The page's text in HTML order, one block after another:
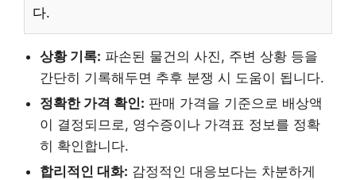
다.
상황 기록: 파손된 물건의 사진, 주변 상황 등을
간단히 기록해두면 추후 분쟁 시 도움이 됩니다.
정확한 가격 확인: 판매 가격을 기준으로 배상액
이 결정되므로, 영수증이나 가격표 정보를 정확
히 확인합니다.
합리적인 대화: 감정적인 대응보다는 차분하게